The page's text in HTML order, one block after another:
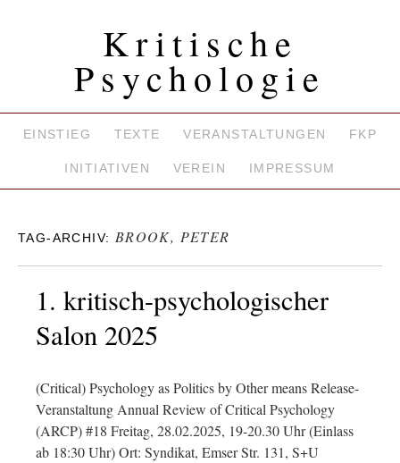
Kritische
Psychologie
EINSTIEG TEXTE VERANSTALTUNGEN FKP
INITIATIVEN VEREIN IMPRESSUM
TAG-ARCHIV: BROOK, PETER
1. kritisch-psychologischer
Salon 2025
(Critical) Psychology as Politics by Other means Release-
Veranstaltung Annual Review of Critical Psychology
(ARCP) #18 Freitag, 28.02.2025, 19-20.30 Uhr (Einlass
ab 18:30 Uhr) Ort: Syndikat, Emser Str. 131, S+U